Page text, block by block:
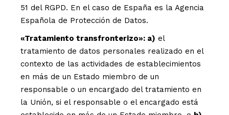
51 del RGPD. En el caso de España es la Agencia
Española de Protección de Datos.
«Tratamiento transfronterizo»: a) el
tratamiento de datos personales realizado en el
contexto de las actividades de establecimientos
en más de un Estado miembro de un
responsable o un encargado del tratamiento en
la Unión, si el responsable o el encargado está